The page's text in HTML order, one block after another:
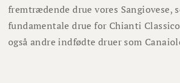
fremtrædende drue vores Sangiovese,
fundamentale drue for Chianti
også andre indfødte druer som